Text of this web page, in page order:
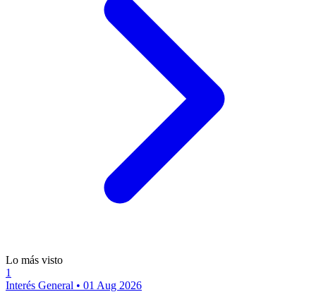
Lo más visto
1
Interés General • 01 Aug 2026